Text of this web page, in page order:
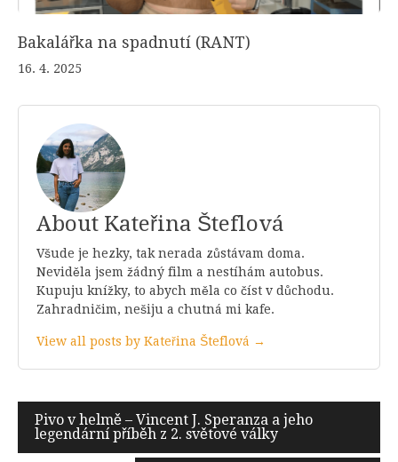
Bakalářka na spadnutí (RANT)
16. 4. 2025
About Kateřina Šteflová
Všude je hezky, tak nerada zůstávam doma.
Neviděla jsem žádný film a nestíhám autobus.
Kupuju knížky, to abych měla co číst v důchodu.
Zahradničim, nešiju a chutná mi kafe.
View all posts by Kateřina Šteflová →
Navigace
pro
Pivo v helmě – Vincent J. Speranza a jeho
legendární příběh z 2. světové války